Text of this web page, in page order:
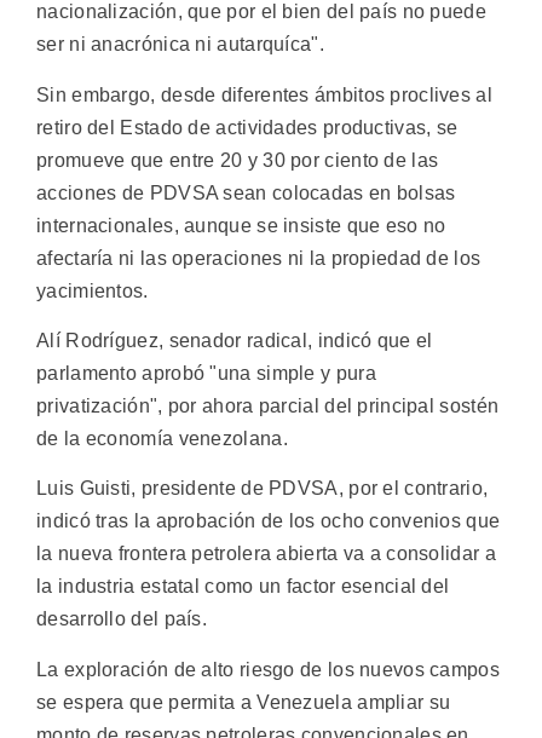
nacionalización, que por el bien del país no puede
ser ni anacrónica ni autarquíca".
Sin embargo, desde diferentes ámbitos proclives al
retiro del Estado de actividades productivas, se
promueve que entre 20 y 30 por ciento de las
acciones de PDVSA sean colocadas en bolsas
internacionales, aunque se insiste que eso no
afectaría ni las operaciones ni la propiedad de los
yacimientos.
Alí Rodríguez, senador radical, indicó que el
parlamento aprobó "una simple y pura
privatización", por ahora parcial del principal sostén
de la economía venezolana.
Luis Guisti, presidente de PDVSA, por el contrario,
indicó tras la aprobación de los ocho convenios que
la nueva frontera petrolera abierta va a consolidar a
la industria estatal como un factor esencial del
desarrollo del país.
La exploración de alto riesgo de los nuevos campos
se espera que permita a Venezuela ampliar su